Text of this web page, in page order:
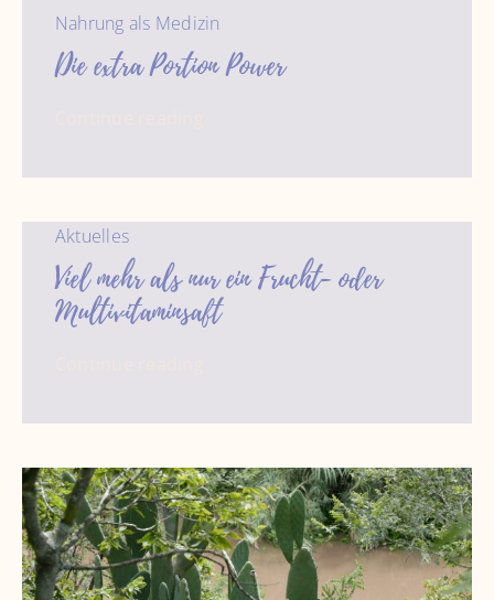
Nahrung als Medizin
Die extra Portion Power
Aktuelles
Viel mehr als nur ein Frucht- oder
Multivitaminsaft